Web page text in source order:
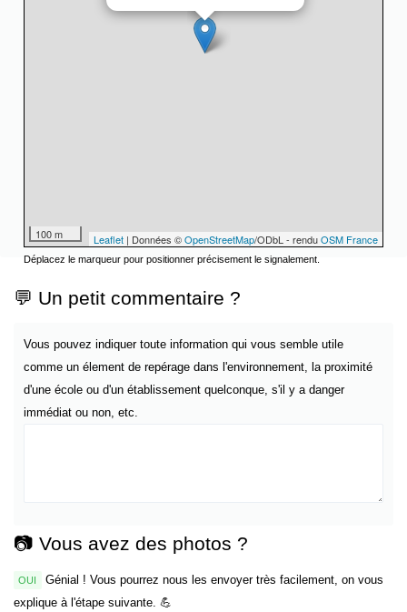
100 m Leaflet | Données ©OpenStreetMap/ODbL - renduOSM France
Déplacez le marqueur pour positionner précisement le signalement.
💬 Un petit commentaire ?
Vous pouvez indiquer toute information qui vous semble utile
comme un élement de repérage dans l'environnement, la proximité
d'une école ou d'un établissement quelconque, s'il y a danger
immédiat ou non, etc.
📷 Vous avez des photos ?
OUI
Génial ! Vous pourrez nous les envoyer très facilement, on vous
explique à l'étape suivante. 💪